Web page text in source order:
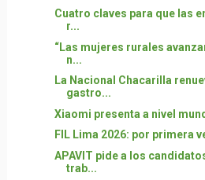
Cuatro claves para que las
r...
“Las mujeres rurales
n...
La Nacional Chacarilla
gastro...
Xiaomi presenta a nivel
FIL Lima 2026: por primera
APAVIT pide a los
trab...